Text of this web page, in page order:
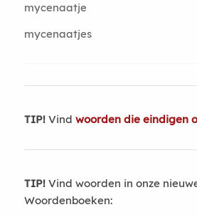
mycenaatje
mycenaatjes
TIP!Vind woorden die eindigen
TIP!Vind woorden in onze
Woordenboeken: